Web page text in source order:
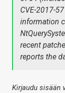
CVE-2017-
information
recent
reports the
Kirjaudu sisään